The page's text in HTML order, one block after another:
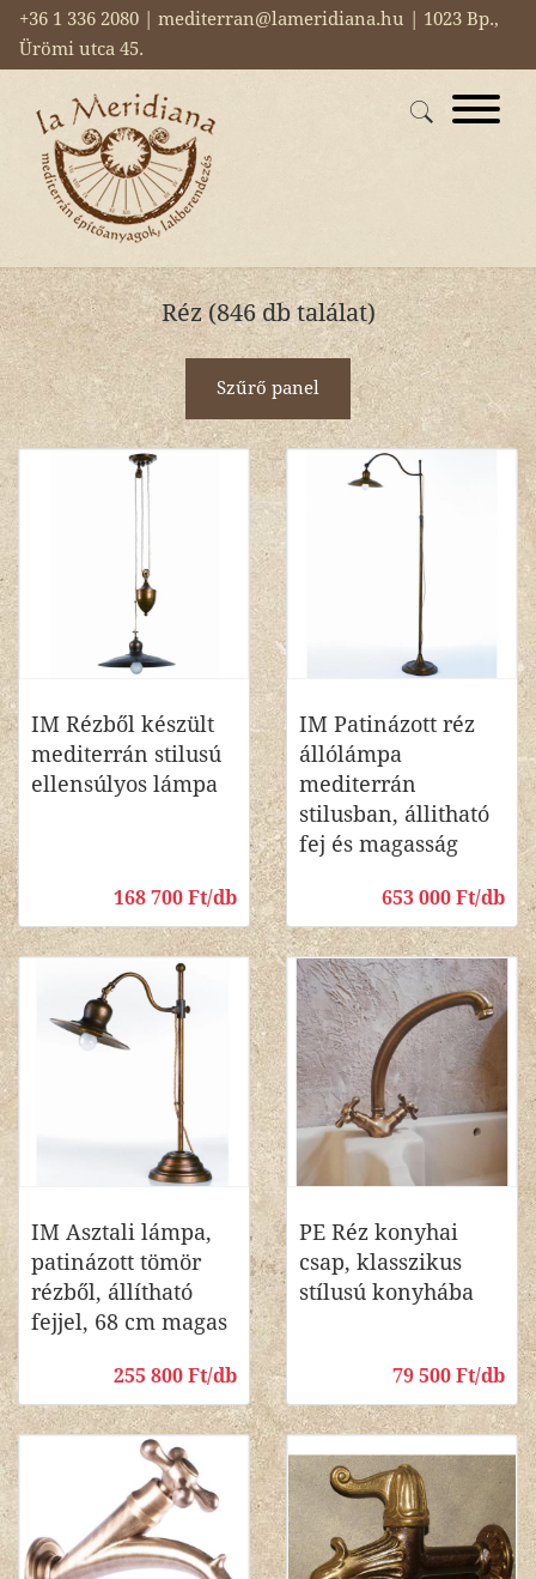
+36 1 336 2080 | mediterran@lameridiana.hu | 1023 Bp.,
Ürömi utca 45.
Réz (846 db találat)
Szűrő panel
IM Rézből készült
mediterrán stilusú
ellensúlyos lámpa
168 700 Ft/db
IM Patinázott réz
állólámpa
mediterrán
stilusban, állitható
fej és magasság
653 000 Ft/db
IM Asztali lámpa,
patinázott tömör
rézből, állítható
fejjel, 68 cm magas
255 800 Ft/db
PE Réz konyhai
csap, klasszikus
stílusú konyhába
79 500 Ft/db